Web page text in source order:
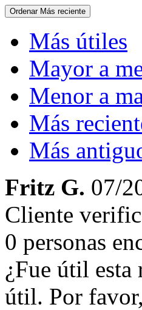
Ordenar Más reciente
Más útiles
Mayor a
Menor a
Más
Más
Fritz G. 07/
Cliente
0 personas
¿Fue útil esta
útil. Por